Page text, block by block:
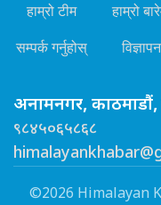
हाम्रो टीम हाम्रो
सम्पर्क गर्नुहोस् विज्ञापन
अनामनगर,
९८४५०६५८६८
©2026 Himalayan